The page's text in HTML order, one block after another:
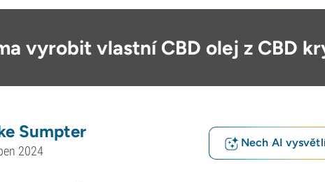
vyrobit vlastní CBD olej z CBD
Sumpter
2024
Nech AI